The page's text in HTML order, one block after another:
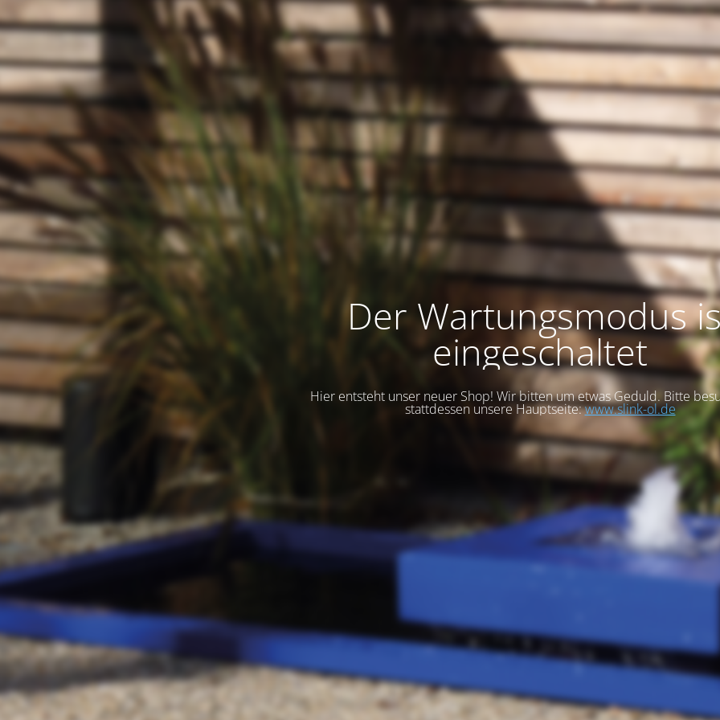
Der Wartungsmodus
eingeschaltet
Hier entsteht unser neuer Shop! Wir bitten um etwas Geduld. Bitte
stattdessen unsere Hauptseite:www.slink-ol.de